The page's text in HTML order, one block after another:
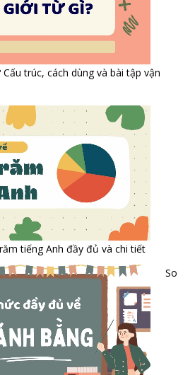
trúc, cách dùng và bài tập vận
tiếng Anh đầy đủ và chi tiết
So